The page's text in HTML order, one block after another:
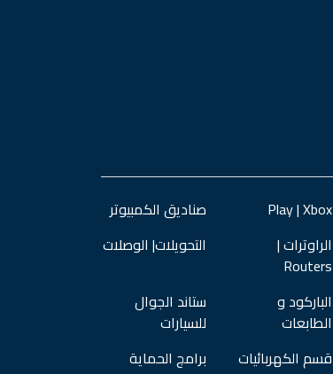
Play | Xbox
صناديق الكمبيوتر
الراوترات |
Routers
التحويلات| الوصلات
الباركود و
الطابعات
ستاند الجوال
للسيارات
قسم الكهربائيات برامج الحماية